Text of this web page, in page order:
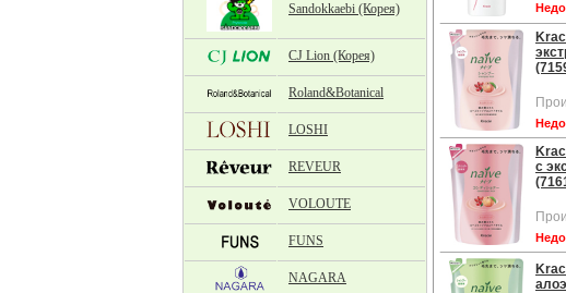
Sandokkaebi (Корея)
CJ Lion (Корея)
Roland&Botanical
LOSHI
REVEUR
VOLOUTE
FUNS
NAGARA
с